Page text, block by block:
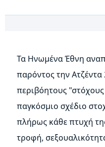
Τα Ηνωμένα Έθνη
παρόντος την Ατζέντα
περιβόητους
παγκόσμιο σχέδιο
πλήρως κάθε πτυχή
τροφή,